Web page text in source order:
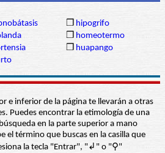
❒ hipogrifo
❒ homeotermo
❒ huapango
e inferior de la página te llevarán a otras
Puedes encontrar la etimología de una
en la parte superior a mano
el término que buscas en la casilla que
la tecla "Entrar", "↲" o "⚲"